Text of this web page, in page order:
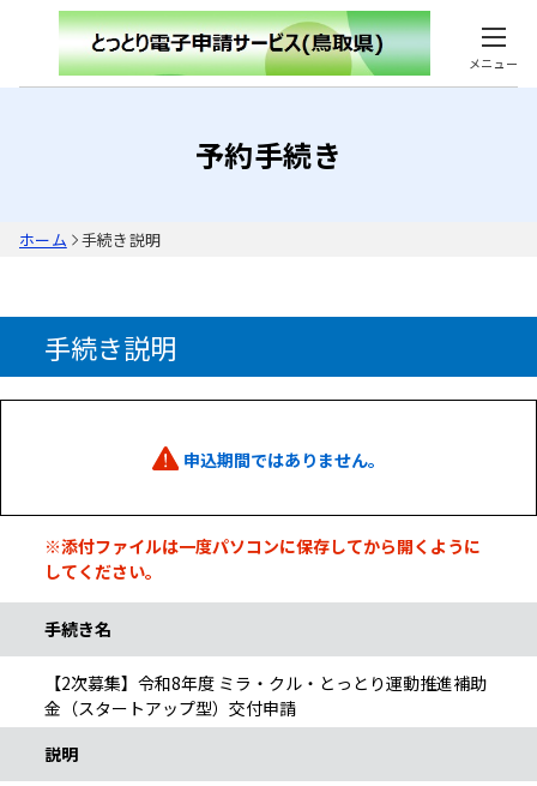
メニュー
予約手続き
ホーム 手続き説明
手続き説明
申込期間ではありません。
※添付ファイルは一度パソコンに保存してから開くように
してください。
手続き名
【2次募集】令和8年度 ミラ・クル・とっとり運動推進補助
金（スタートアップ型）交付申請
説明